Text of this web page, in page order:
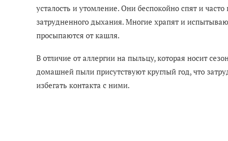
усталость и утомление. Они беспокойно спят и
затрудненного дыхания. Многие храпят и
просыпаются от кашля.
В отличие от аллергии на пыльцу, которая носит
домашней пыли присутствуют круглый год, что
избегать контакта с ними.